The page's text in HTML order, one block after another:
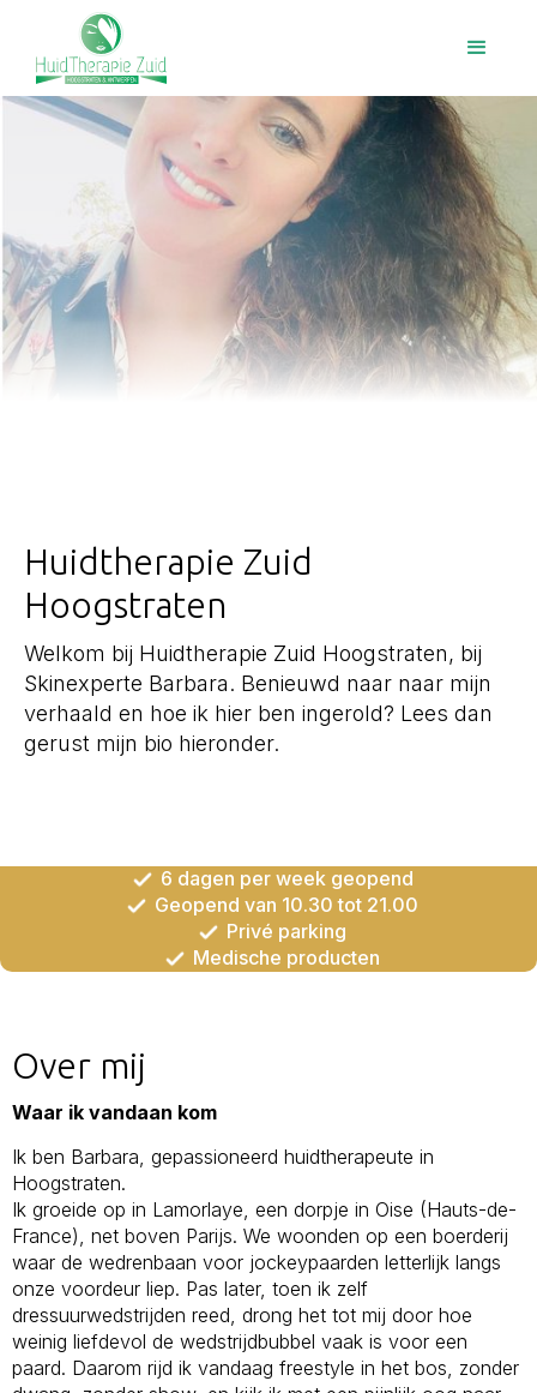
Huidtherapie Zuid
Hoogstraten
Welkom bij Huidtherapie Zuid Hoogstraten, bij
Skinexperte Barbara. Benieuwd naar naar mijn
verhaald en hoe ik hier ben ingerold? Lees dan
gerust mijn bio hieronder.
6 dagen per week geopend
Geopend van 10.30 tot 21.00
Privé parking
Medische producten
Over mij
Waar ik vandaan kom
Ik ben Barbara, gepassioneerd huidtherapeute in
Hoogstraten.
Ik groeide op in Lamorlaye, een dorpje in Oise (Hauts-de-
France), net boven Parijs. We woonden op een boerderij
waar de wedrenbaan voor jockeypaarden letterlijk langs
onze voordeur liep. Pas later, toen ik zelf
dressuurwedstrijden reed, drong het tot mij door hoe
weinig liefdevol de wedstrijdbubbel vaak is voor een
paard. Daarom rijd ik vandaag freestyle in het bos, zonder